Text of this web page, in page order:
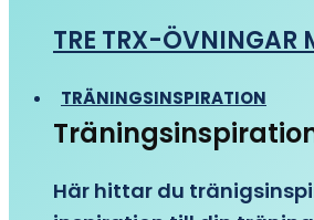
TRE TRX-ÖVNINGAR
TRÄNINGSINSPIRATION
Här hittar du